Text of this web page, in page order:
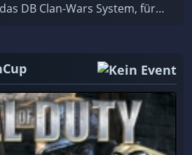
DB Clan-Wars System, für